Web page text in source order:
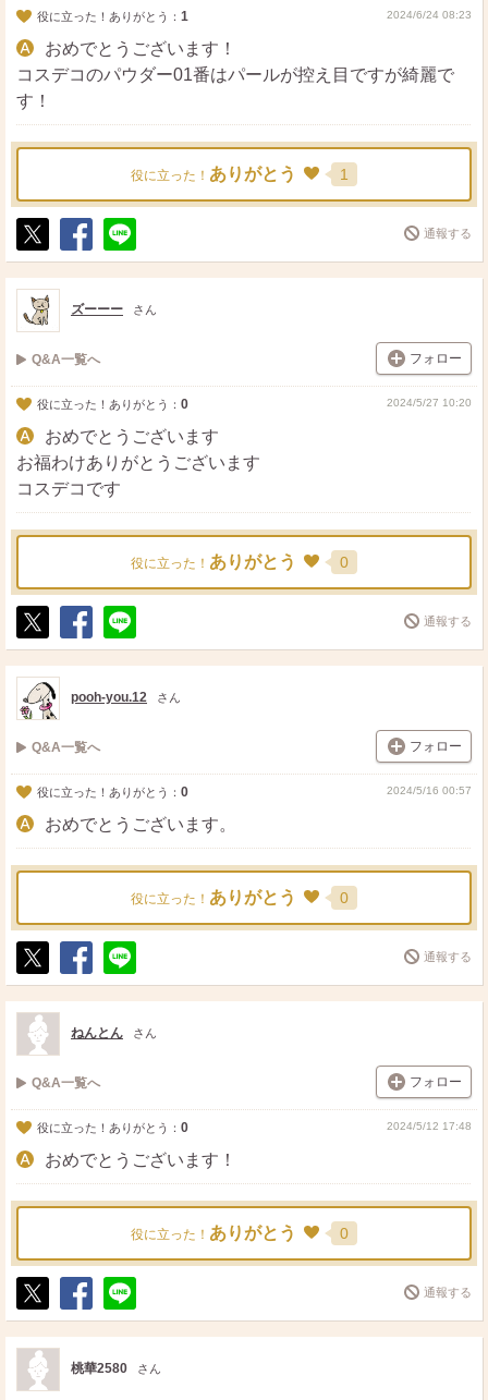
役に立った！ありがとう： 1 2024/6/24 08:23
おめでとうございます！
コスデコのパウダー01番はパールが控え目ですが綺麗で
す！
役に立った！ ありがとう 1
ポ
ス
ト
シ
ェ
送
る
通報する
ズーーー さん
Q&A一覧へ フォロー
役に立った！ありがとう： 0 2024/5/27 10:20
おめでとうございます
お福わけありがとうございます
コスデコです
役に立った！ ありがとう 0
ポ
ス
ト
シ
ェ
送
る
通報する
pooh-you.12 さん
Q&A一覧へ フォロー
役に立った！ありがとう： 0 2024/5/16 00:57
おめでとうございます。
役に立った！ ありがとう 0
ポ
ス
ト
シ
ェ
送
る
通報する
ねんとん さん
Q&A一覧へ フォロー
役に立った！ありがとう： 0 2024/5/12 17:48
おめでとうございます！
役に立った！ ありがとう 0
ポ
ス
ト
シ
ェ
送
る
通報する
桃華2580 さん